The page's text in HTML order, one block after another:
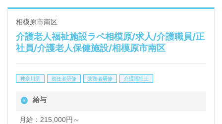
相模原市南区
介護老人福祉施設ラペ相模原/求人/介護職員/正
社員/介護老人保健施設/相模原市南区
神奈川県 初任者研修 実務者研修 介護福祉士
給与
月給：215,000円～